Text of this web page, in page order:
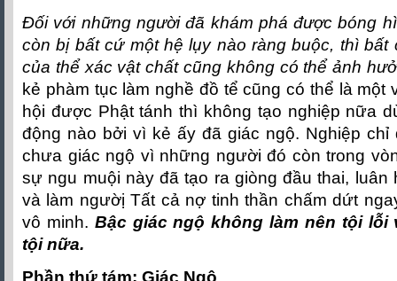
Ðối với những người đã khám phá được bóng
còn bị bất cứ một hệ lụy nào ràng buộc, thì bất
của thể xác vật chất cũng không có thể ảnh
kẻ phàm tục làm nghề đồ tể cũng có thể là một
hội được Phật tánh thì không tạo nghiệp nữa
động nào bởi vì kẻ ấy đã giác ngộ. Nghiệp
chưa giác ngộ vì những người đó còn trong
sự ngu muội này đã tạo ra giòng đầu thai, luân
và làm ngườị Tất cả nợ tinh thần chấm dứt
vô minh. Bậc giác ngộ không làm nên tội lỗi
tội nữa.
Phần thứ tám: Giác Ngộ